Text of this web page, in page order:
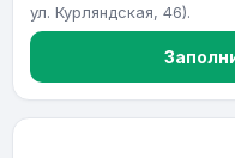
ул. Курляндская, 46).